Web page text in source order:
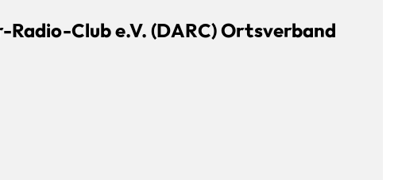
Club e.V. (DARC) Ortsverband